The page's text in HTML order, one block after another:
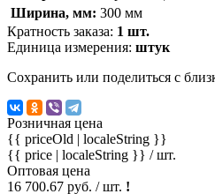
Ширина, мм: 300 мм
Кратность заказа: 1 шт.
Единица измерения: штук
Сохранить или поделиться с
Розничная цена
{{ priceOld | localeString }}
{{ price | localeString }} / шт.
Оптовая цена
16 700.67 руб. / шт. !